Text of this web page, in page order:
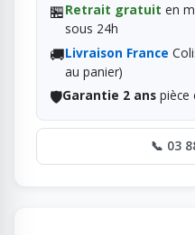
🏪Retrait gratuit en
sous 24h
🚚Livraison France
au panier)
🛡️Garantie 2 anspièce
📞 03